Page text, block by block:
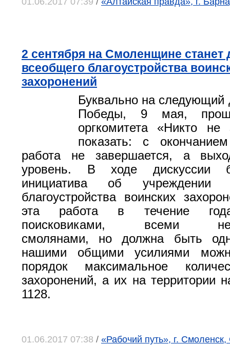
2 сентября на Смоленщине станет
всеобщего благоустройства
захоронений
Буквально на следующий
Победы, 9 мая,
оргкомитета «Никто
показать: с
работа не завершается, а
уровень. В ходе дискуссии
инициатива об учреждении
благоустройства воинских
эта работа в течение года
поисковиками, всеми
смолянами, но должна быть
нашими общими усилиями
порядок максимальное
захоронений, а их на территории
1128.
01.06.2017 07:38 / «Рабочий путь», г.